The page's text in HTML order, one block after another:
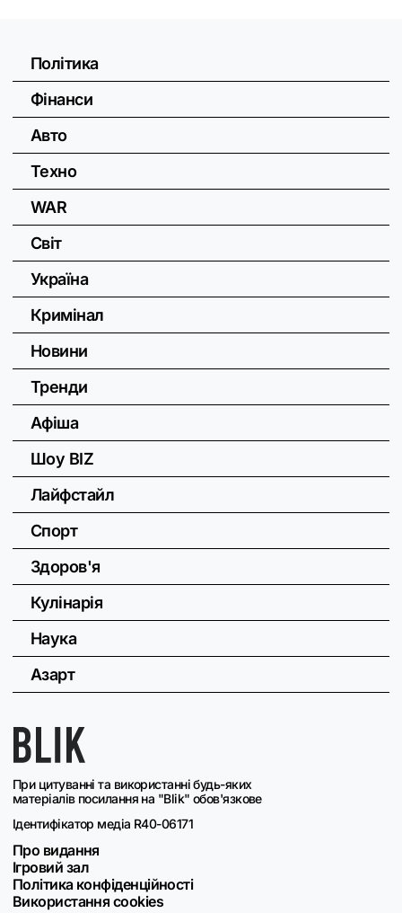
При цитуванні та використанні будь-яких
матеріалів посилання на "Blik" обов'язкове
Ідентифікатор медіа R40-06171
Про видання
Ігровий зал
Політика конфіденційності
Використання cookies
Політика
Фінанси
Авто
Техно
WAR
Світ
Україна
Кримінал
Новини
Тренди
Афіша
Шоу BIZ
Лайфстайл
Спорт
Здоров'я
Кулінарія
Наука
Азарт